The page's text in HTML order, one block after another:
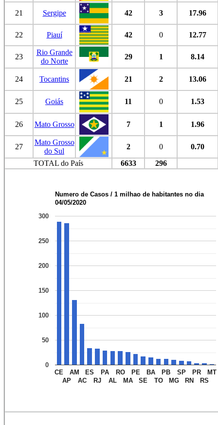
21 Sergipe 42 3 17.96
22 Piauí 42 0 12.77
23
Rio Grande
do Norte
29 1 8.14
24 Tocantins 21 2 13.06
25 Goiás 11 0 1.53
26 Mato Grosso 7 1 1.96
27
Mato Grosso
do Sul
2 0
0.70
TOTAL do País
6633 296
Numero de Casos / 1 milhao de habitantes no dia
04/05/2020
CE
AP
AM
AC
ES
RJ
PA
AL
RO
MA
PE
SE
BA
TO
PB
MG
SP
RN
PR
RS
MT
0
50
100
150
200
250
300